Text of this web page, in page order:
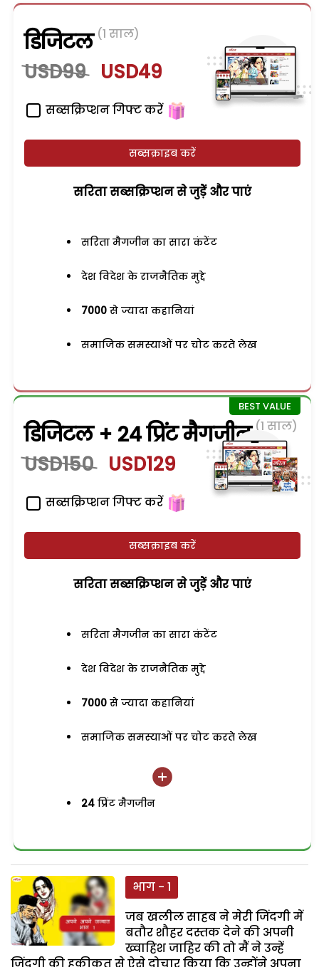
डिजिटल (1 साल)
USD99 USD49
सब्सक्रिप्शन गिफ्ट करें
सब्सक्राइब करें
सरिता सब्सक्रिप्शन से जुड़ेें और पाएं
सरिता मैगजीन का सारा कंटेंट
देश विदेश के राजनैतिक मुद्दे
7000 से ज्यादा कहानियां
समाजिक समस्याओं पर चोट करते लेख
डिजिटल + 24 प्रिंट मैगजीन (1 साल)
USD150 USD129
सब्सक्रिप्शन गिफ्ट करें
सब्सक्राइब करें
सरिता सब्सक्रिप्शन से जुड़ेें और पाएं
सरिता मैगजीन का सारा कंटेंट
देश विदेश के राजनैतिक मुद्दे
7000 से ज्यादा कहानियां
समाजिक समस्याओं पर चोट करते लेख
24 प्रिंट मैगजीन
भाग - 1
जब खलील साहब ने मेरी जिंदगी में
बतौर शौहर दस्तक देने की अपनी
ख्वाहिश जाहिर की तो मैं ने उन्हें